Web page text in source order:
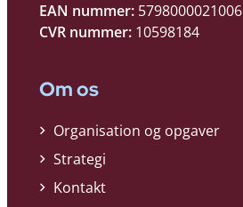
EAN nummer: 5798000021006
CVR nummer: 10598184
Om os
Organisation og opgaver
Strategi
Kontakt